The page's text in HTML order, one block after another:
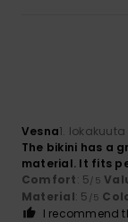
Vesna1. lokakuuta
The bikini has a
material. It fits
Comfort: 5/5
Material: 5 /5
I recommend